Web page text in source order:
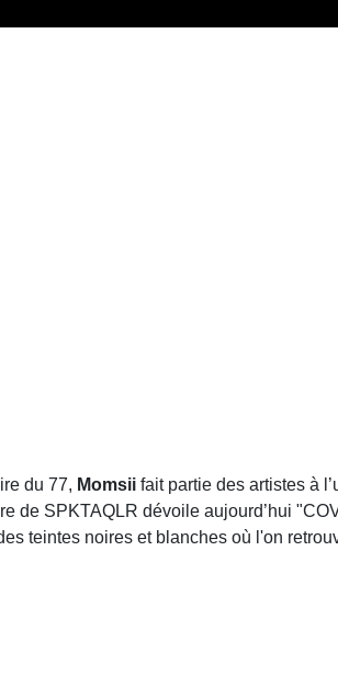
du 77, Momsii fait partie des artistes à
de SPKTAQLR dévoile aujourd’hui
teintes noires et blanches où l'on